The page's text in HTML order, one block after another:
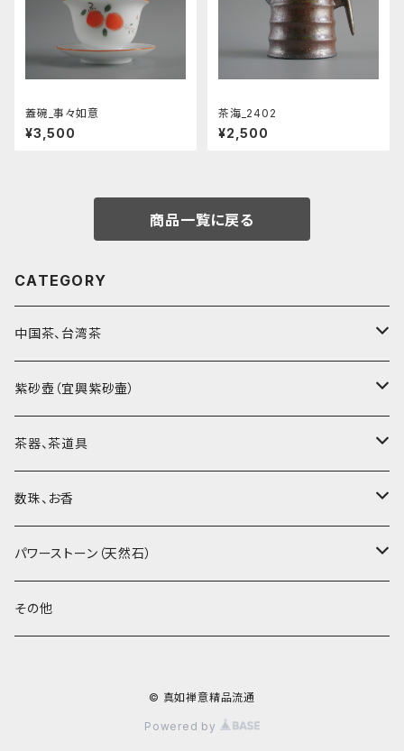
蓋碗_事々如意
¥3,500
茶海_2402
¥2,500
商品一覧に戻る
CATEGORY
中国茶、台湾茶
烏龍茶（ウーロン茶）
黒茶（緊圧茶、普洱茶）
紅茶、白茶、緑茶
茶外茶、工藝茶、その他
紫砂壺（宜興紫砂壷）
大師、名人、高工の作品
周菊英（高級工藝美術師）
高級工藝美術師の作品
王柯鈞（高級工藝美術師）
茶器、茶道具
茶杯、聞香杯
茶海、茶漏（茶漉し）
蓋碗、壷承、茶船
数珠、お香
お香、香炉
数珠、その他
パワーストーン（天然石）
アゲート（瑪瑙）
その他
© 真如禅意精品流通
Powered by